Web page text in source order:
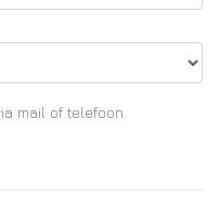
mail of telefoon.